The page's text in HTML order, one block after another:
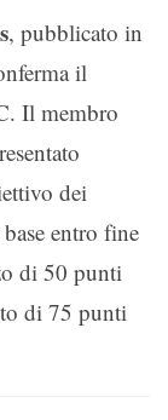
, pubblicato in
il
Il membro
dei
entro fine
di 50 punti
di 75 punti